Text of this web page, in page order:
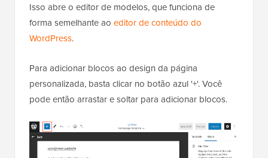
Isso abre o editor de modelos, que funciona de
forma semelhante ao editor de conteúdo do
WordPress.
Para adicionar blocos ao design da página
personalizada, basta clicar no botão azul '+'. Você
pode então arrastar e soltar para adicionar blocos.